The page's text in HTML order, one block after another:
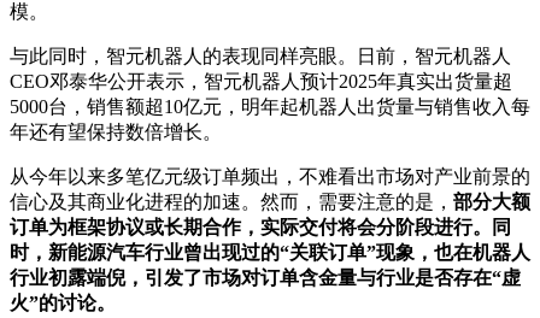
模。
与此同时，智元机器人的表现同样亮眼。日前，智元机器人
CEO邓泰华公开表示，智元机器人预计2025年真实出货量超
5000台，销售额超10亿元，明年起机器人出货量与销售收入每
年还有望保持数倍增长。
从今年以来多笔亿元级订单频出，不难看出市场对产业前景的
信心及其商业化进程的加速。然而，需要注意的是， 部分大额
订单为框架协议或长期合作，实际交付将会分阶段进行。同
时，新能源汽车行业曾出现过的“关联订单”现象，也在机器人
行业初露端倪，引发了市场对订单含金量与行业是否存在“虚
火”的讨论。